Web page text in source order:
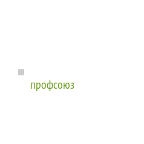
профсоюз